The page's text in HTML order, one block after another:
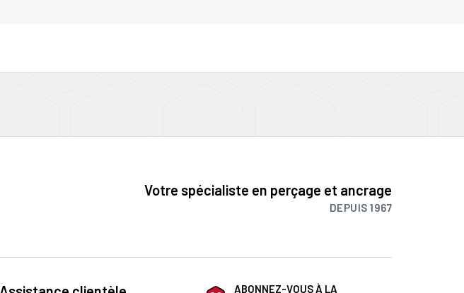
Votre spécialiste en perçage et ancrage
DEPUIS 1967
ABONNEZ-VOUS À LA